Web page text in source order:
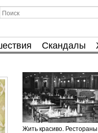
Скандалы
Жить красиво. Рестораны